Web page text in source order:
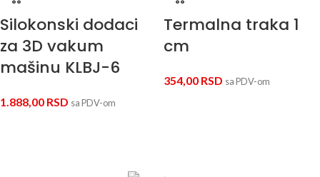
Silokonski dodaci
za 3D vakum
mašinu KLBJ-6
1.888,00 RSD sa PDV-om
Termalna traka 1
cm
354,00 RSD sa PDV-om